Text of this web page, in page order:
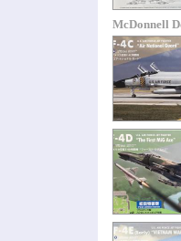
McDonnell